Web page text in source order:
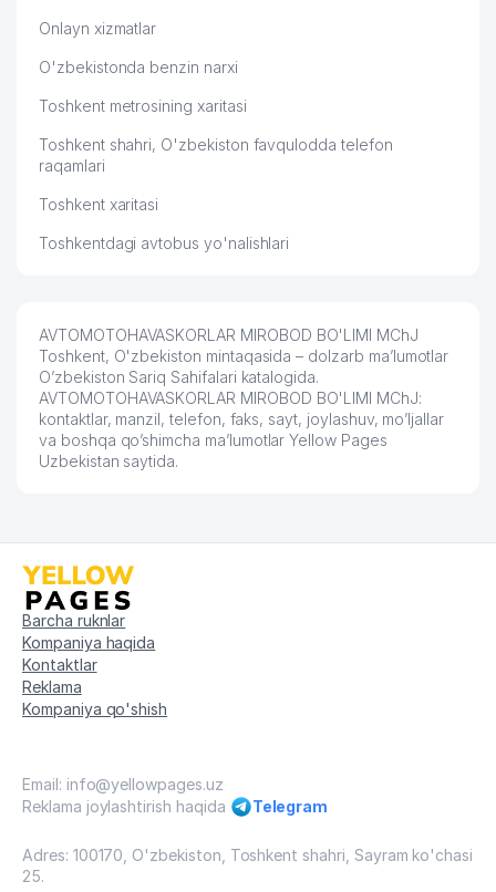
Onlayn xizmatlar
O'zbekistonda benzin narxi
Toshkent metrosining xaritasi
Toshkent shahri, O'zbekiston favqulodda telefon
raqamlari
Toshkent xaritasi
Toshkentdagi avtobus yo'nalishlari
AVTOMOTOHAVASKORLAR MIROBOD BO'LIMI MChJ
Toshkent, O'zbekiston mintaqasida – dolzarb ma’lumotlar
O’zbekiston Sariq Sahifalari katalogida.
AVTOMOTOHAVASKORLAR MIROBOD BO'LIMI MChJ:
kontaktlar, manzil, telefon, faks, sayt, joylashuv, mo’ljallar
va boshqa qo’shimcha ma’lumotlar Yellow Pages
Uzbekistan saytida.
Barcha ruknlar
Kompaniya haqida
Kontaktlar
Reklama
Kompaniya qo'shish
Email: info@yellowpages.uz
Reklama joylashtirish haqida
Telegram
Adres: 100170, O'zbekiston, Toshkent shahri, Sayram ko'chasi
25.